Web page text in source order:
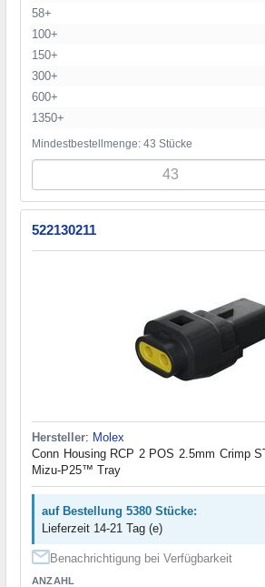
58+
100+
150+
300+
600+
1350+
Mindestbestellmenge: 43 Stücke
522130211
Hersteller: Molex
Conn Housing RCP 2 POS 2.5mm Crimp
Mizu-P25™ Tray
auf Bestellung 5380 Stücke:
Lieferzeit 14-21 Tag (e)
Benachrichtigung bei Verfügbarkeit
ANZAHL